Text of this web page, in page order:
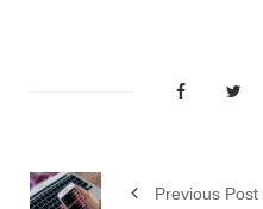
Previous Post